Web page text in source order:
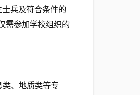
兵及符合条件的
需参加学校组织的
、地质类等专